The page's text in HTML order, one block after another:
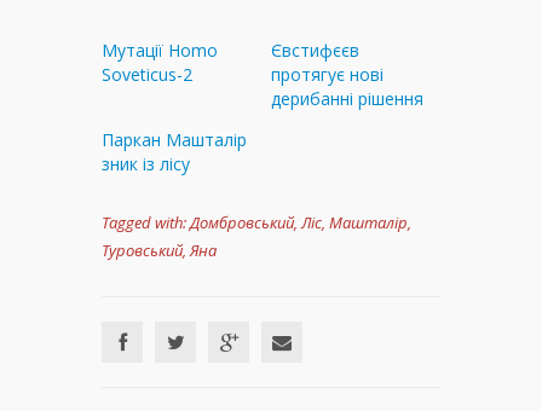
Мутації Homo
Soveticus-2
Євстифєєв
протягує нові
дерибанні рішення
Паркан Машталір
зник із лісу
Tagged with:Домбровський,Ліс, Машталір,
Туровський,Яна